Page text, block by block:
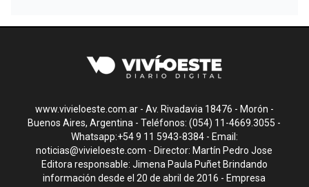
www.vivieloeste.com.ar - Av. Rivadavia 18476 - Morón -
Buenos Aires, Argentina - Teléfonos: (054) 11-4669.3055 -
Whatsapp:+54 9 11 5943-8384 - Email:
noticias@vivieloeste.com - Director: Martín Pedro Jose
Editora responsable: Jimena Paula Puñet Brindando
información desde el 20 de abril de 2016 - Empresa